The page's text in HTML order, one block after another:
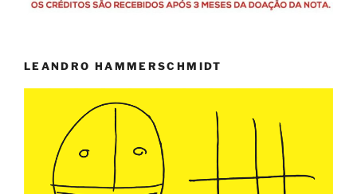
LEANDRO HAMMERSCHMIDT